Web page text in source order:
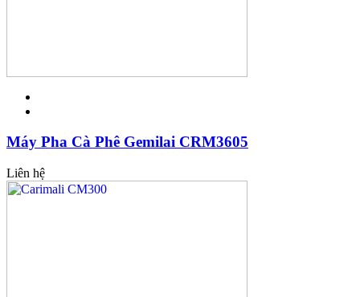
Máy Pha Cà Phê Gemilai CRM3605
Liên hệ